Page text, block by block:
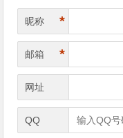
昵称 *
邮箱 *
网址
QQ